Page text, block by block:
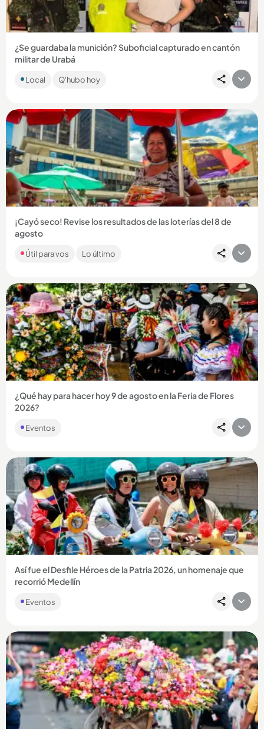
¿Se guardaba la munición? Suboficial capturado en cantón
militar de Urabá
El militar habría facilitado la pérdida cartuchos, granadas y
otros elementos de uso privativo de las Fuerzas Militares
Local Q'hubo hoy
Compartir Noticia
¡Cayó seco! Revise los resultados de las loterías del 8 de
agosto
Como cada día, en Q’HUBO le traemos los resultados de los
chances y loterías que jugaron en el país. Revise si ganó
Útil para vos Lo último
Compartir Noticia
¿Qué hay para hacer hoy 9 de agosto en la Feria de Flores
2026?
Eventos
Compartir Noticia
Así fue el Desfile Héroes de la Patria 2026, un homenaje que
recorrió Medellín
Eventos
Compartir Noticia